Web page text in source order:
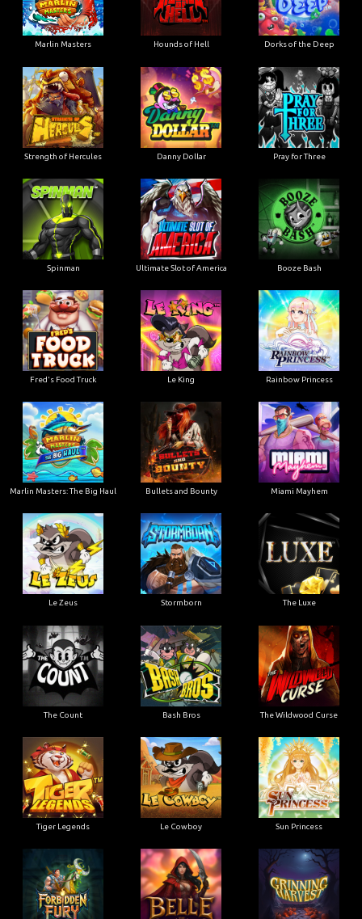
Marlin Masters Hounds of Hell Dorks of the Deep
Strength of Hercules Danny Dollar Pray for Three
Spinman Ultimate Slot of America Booze Bash
Fred's Food Truck Le King Rainbow Princess
Marlin Masters: The Big Haul Bullets and Bounty Miami Mayhem
Le Zeus Stormborn The Luxe
The Count Bash Bros The Wildwood Curse
Tiger Legends Le Cowboy Sun Princess